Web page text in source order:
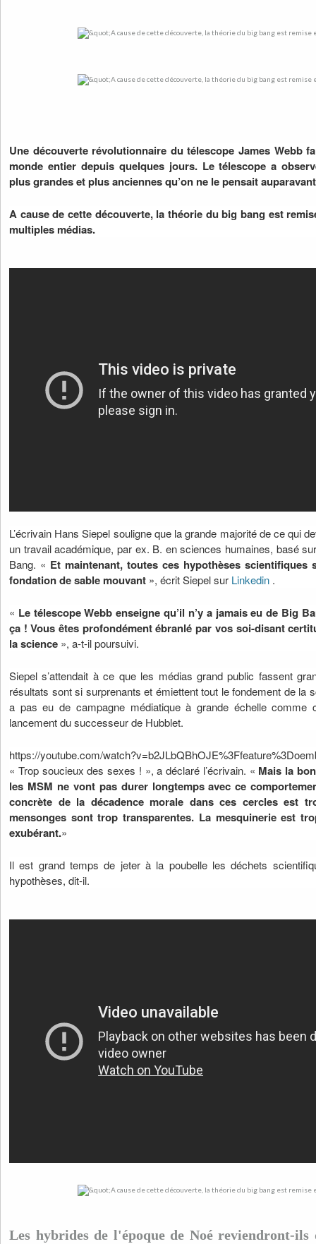
Une découverte révolutionnaire du télescope James Webb
monde entier depuis quelques jours. Le télescope a
plus grandes et plus anciennes qu’on ne le pensait
A cause de cette découverte, la théorie du big bang est
multiples médias.
L’écrivain Hans Siepel souligne que la grande majorité de ce qui
un travail académique, par ex. B. en sciences humaines, basé
Bang. « Et maintenant, toutes ces hypothèses scientifiques
fondation de sable mouvant », écrit Siepel sur Linkedin .
« Le télescope Webb enseigne qu’il n’y a jamais eu de Big
ça ! Vous êtes profondément ébranlé par vos soi-disant
la science », a-t-il poursuivi.
Siepel s’attendait à ce que les médias grand public fassent
résultats sont si surprenants et émiettent tout le fondement de la
a pas eu de campagne médiatique à grande échelle comme
lancement du successeur de Hubblet.
https://youtube.com/
« Trop soucieux des sexes ! », a déclaré l’écrivain. « Mais la
les MSM ne vont pas durer longtemps avec ce
concrète de la décadence morale dans ces cercles est
mensonges sont trop transparentes. La mesquinerie est
exubérant.»
Il est grand temps de jeter à la poubelle les déchets
hypothèses, dit-il.
Les hybrides de l'époque de Noé reviendront-ils